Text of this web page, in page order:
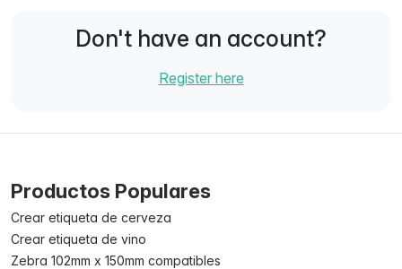
Don't have an account?
Register here
Productos Populares
Crear etiqueta de cerveza
Crear etiqueta de vino
Zebra 102mm x 150mm compatibles